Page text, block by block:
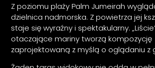
Z poziomu plaży Palm Jumeirah
dzielnica nadmorska. Z powietrza jej
staje się wyraźny i spektakularny.
otaczające mariny tworzą kompozycję
zaprojektowaną z myślą o oglądaniu z